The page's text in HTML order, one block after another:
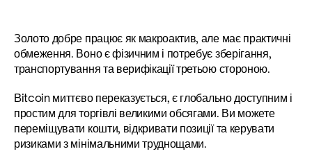
Золото добре працює як макроактив, але має практичні
обмеження. Воно є фізичним і потребує зберігання,
транспортування та верифікації третьою стороною.
Bitcoin миттєво переказується, є глобально доступним і
простим для торгівлі великими обсягами. Ви можете
переміщувати кошти, відкривати позиції та керувати
ризиками з мінімальними труднощами.